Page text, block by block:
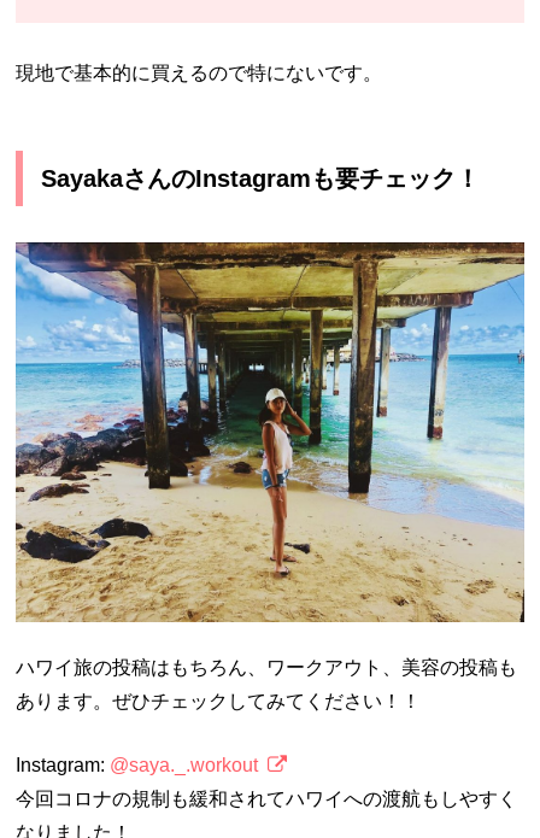
現地で基本的に買えるので特にないです。
SayakaさんのInstagramも要チェック！
ハワイ旅の投稿はもちろん、ワークアウト、美容の投稿も
あります。ぜひチェックしてみてください！！
Instagram: @saya._.workout
今回コロナの規制も緩和されてハワイへの渡航もしやすく
なりました！